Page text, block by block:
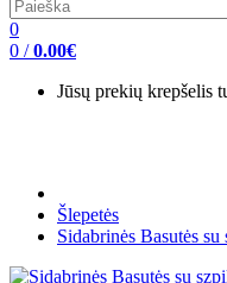
0
0 / 0.00€
Jūsų prekių krepšelis
Šlepetės
Sidabrinės Basutės